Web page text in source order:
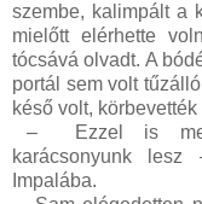
szembe, kalimpált a
mielőtt elérhette
tócsává olvadt. A
portál sem volt
késő volt,
–
Ezzel is
karácsonyunk
Impalába.